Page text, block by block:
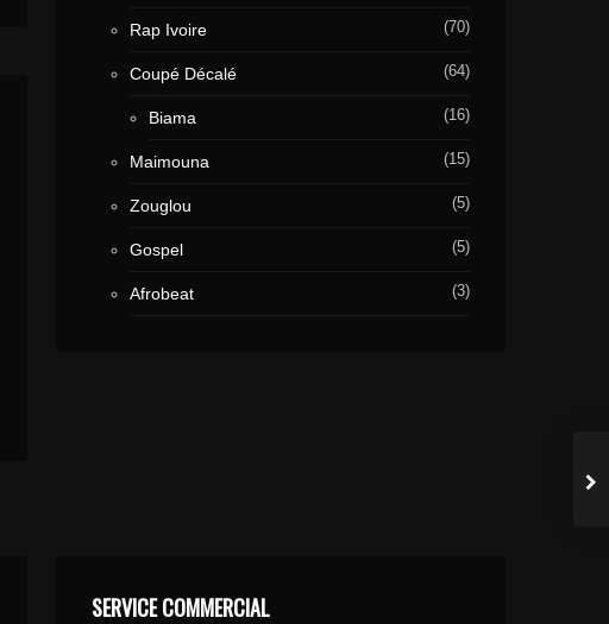
Rap Ivoire (70)
Coupé Décalé (64)
Biama (16)
Maimouna (15)
Zouglou (5)
Gospel (5)
Afrobeat (3)
SERVICE COMMERCIAL